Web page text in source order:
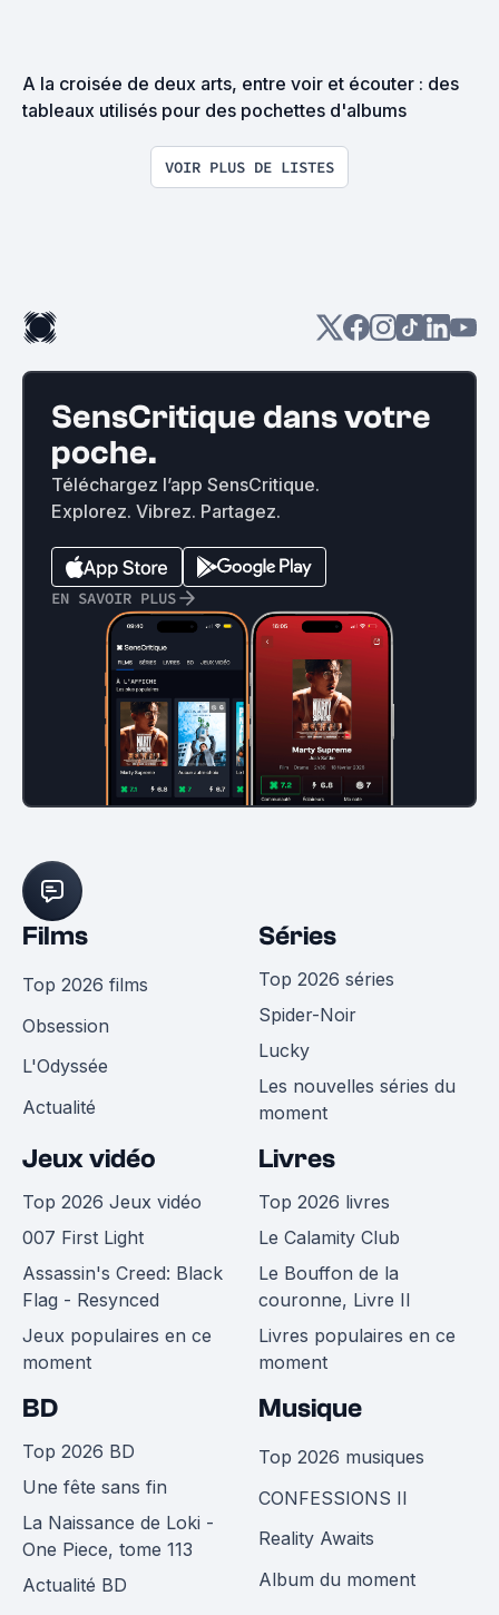
A la croisée de deux arts, entre voir et écouter : des
tableaux utilisés pour des pochettes d'albums
VOIR PLUS DE LISTES
SensCritique dans votre
poche.
Téléchargez l’app SensCritique.
Explorez. Vibrez. Partagez.
EN SAVOIR PLUS
Films
Top 2026 films
Obsession
L'Odyssée
Actualité
Séries
Top 2026 séries
Spider-Noir
Lucky
Les nouvelles séries du
moment
Jeux vidéo
Top 2026 Jeux vidéo
007 First Light
Assassin's Creed: Black
Flag - Resynced
Jeux populaires en ce
moment
Livres
Top 2026 livres
Le Calamity Club
Le Bouffon de la
couronne, Livre II
Livres populaires en ce
moment
BD
Top 2026 BD
Une fête sans fin
La Naissance de Loki -
One Piece, tome 113
Actualité BD
Musique
Top 2026 musiques
CONFESSIONS II
Reality Awaits
Album du moment